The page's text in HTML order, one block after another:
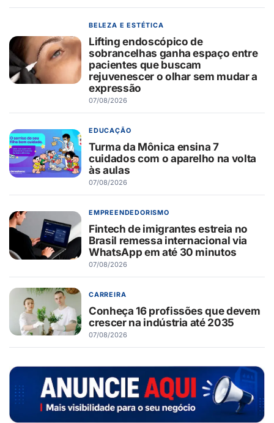
BELEZA E ESTÉTICA
Lifting endoscópico de
sobrancelhas ganha espaço entre
pacientes que buscam
rejuvenescer o olhar sem mudar a
expressão
07/08/2026
EDUCAÇÃO
Turma da Mônica ensina 7
cuidados com o aparelho na volta
às aulas
07/08/2026
EMPREENDEDORISMO
Fintech de imigrantes estreia no
Brasil remessa internacional via
WhatsApp em até 30 minutos
07/08/2026
CARREIRA
Conheça 16 profissões que devem
crescer na indústria até 2035
07/08/2026